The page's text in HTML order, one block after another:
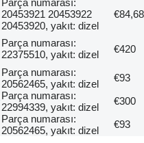
20453921 20453922
20453920, yakıt: dizel
€84,68
Parça numarası:
22375510, yakıt: dizel
€420
Parça numarası:
20562465, yakıt: dizel
€93
Parça numarası:
22994339, yakıt: dizel
€300
Parça numarası:
20562465, yakıt: dizel
€93